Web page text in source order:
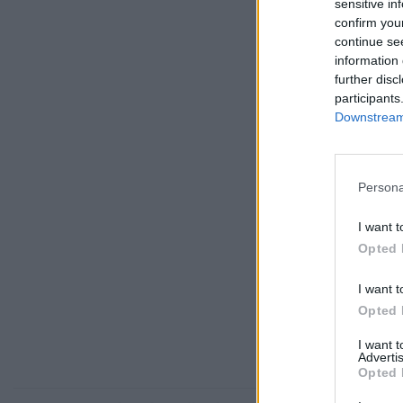
sensitive
confirm
continue
information
further
I want
Opted
I want
Opted
I want
Opted